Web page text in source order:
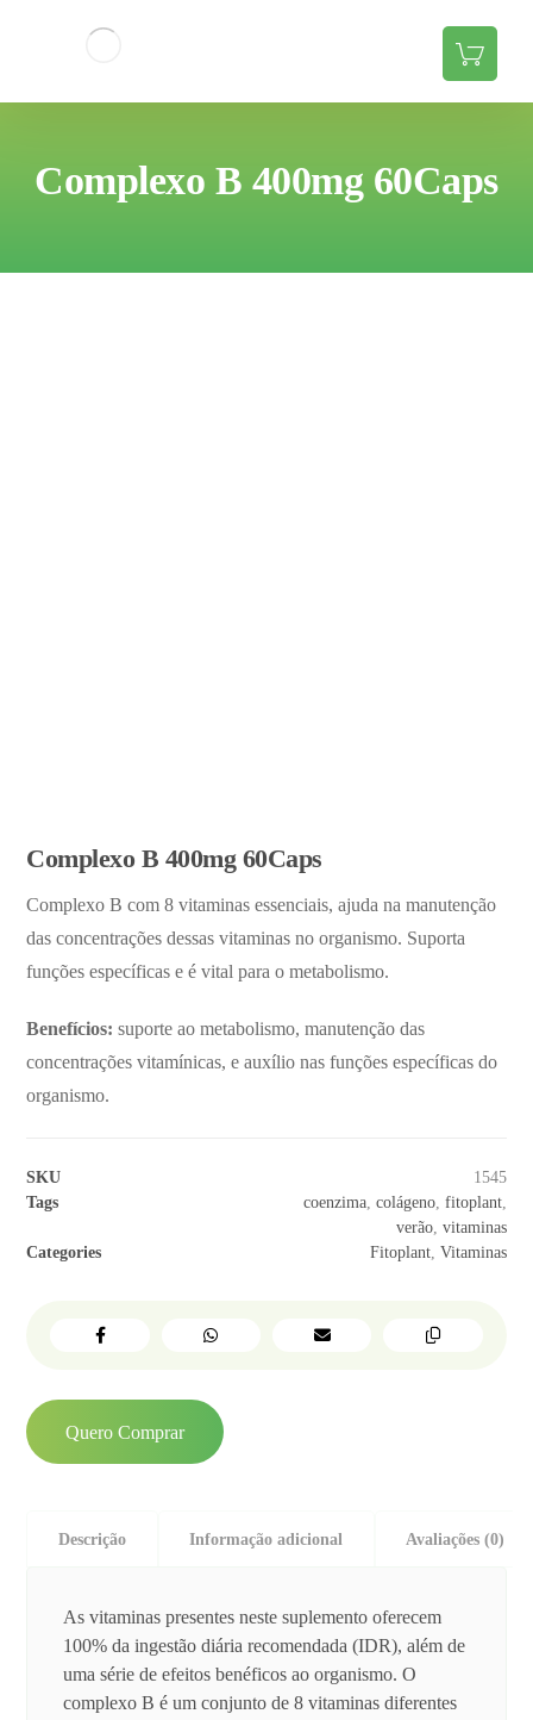
Complexo B 400mg 60Caps
Complexo B 400mg 60Caps
Complexo B com 8 vitaminas essenciais, ajuda na manutenção
das concentrações dessas vitaminas no organismo. Suporta
funções específicas e é vital para o metabolismo.
Benefícios: suporte ao metabolismo, manutenção das
concentrações vitamínicas, e auxílio nas funções específicas do
organismo.
SKU
1545
Tags
coenzima, colágeno, fitoplant,
verão, vitaminas
Categories
Fitoplant, Vitaminas
Quero Comprar
Descrição Informação adicional Avaliações (0)
As vitaminas presentes neste suplemento oferecem
100% da ingestão diária recomendada (IDR), além de
uma série de efeitos benéficos ao organismo. O
complexo B é um conjunto de 8 vitaminas diferentes